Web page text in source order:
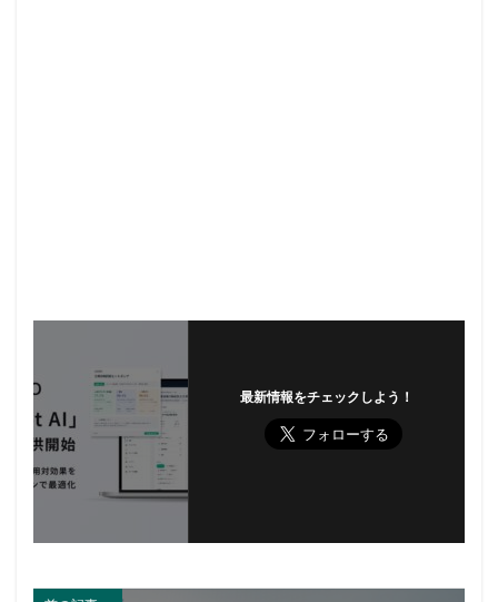
最新情報をチェックしよう！